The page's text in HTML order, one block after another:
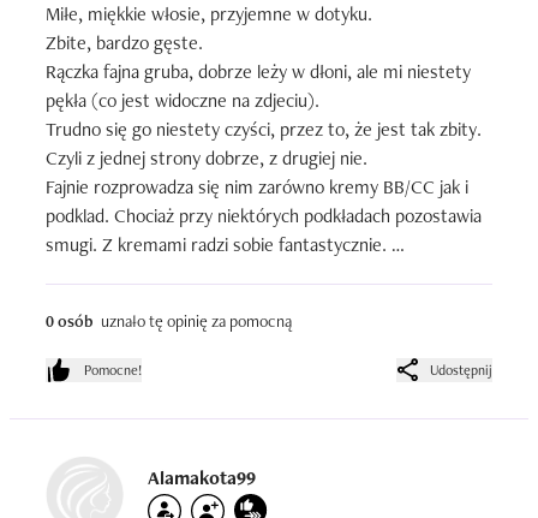
Miłe, miękkie włosie, przyjemne w dotyku.
Zbite, bardzo gęste.
Rączka fajna gruba, dobrze leży w dłoni, ale mi niestety
pękła (co jest widoczne na zdjeciu).
Trudno się go niestety czyści, przez to, że jest tak zbity.
Czyli z jednej strony dobrze, z drugiej nie.
Fajnie rozprowadza się nim zarówno kremy BB/CC jak i
podklad. Chociaż przy niektórych podkładach pozostawia
smugi. Z kremami radzi sobie fantastycznie.
Mimo wszystko bardzo go lubię.
0 osób uznało tę opinię za pomocną
Pomocne! Udostępnij
Alamakota99